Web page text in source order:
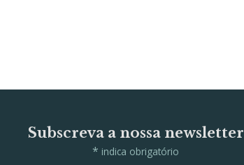
Subscreva a nossa newsletter
* indica obrigatório